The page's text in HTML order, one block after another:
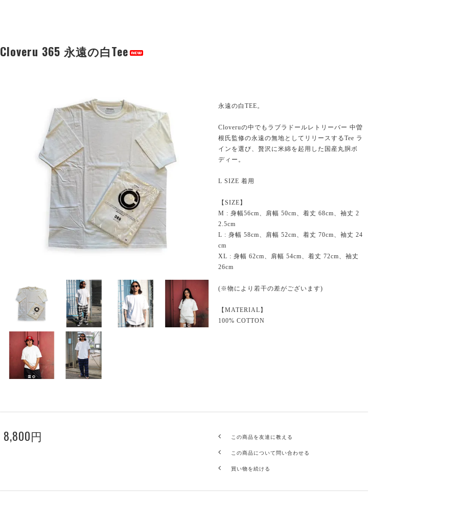
Cloveru 365 永遠の白Tee
永遠の白TEE。
Cloveruの中でもラブラドールレトリーバー 中曽
根氏監修の永遠の無地としてリリースするTee ラ
インを選び、贅沢に米綿を起用した国産丸胴ボ
ディー。
L SIZE 着用
【SIZE】
M : 身幅56cm、肩幅 50cm、着丈 68cm、袖丈 2
2.5cm
L : 身幅 58cm、肩幅 52cm、着丈 70cm、袖丈 24
cm
XL : 身幅 62cm、肩幅 54cm、着丈 72cm、袖丈
26cm
(※物により若干の差がございます)
【MATERIAL】
100% COTTON
8,800円 この商品を友達に教える
この商品について問い合わせる
買い物を続ける